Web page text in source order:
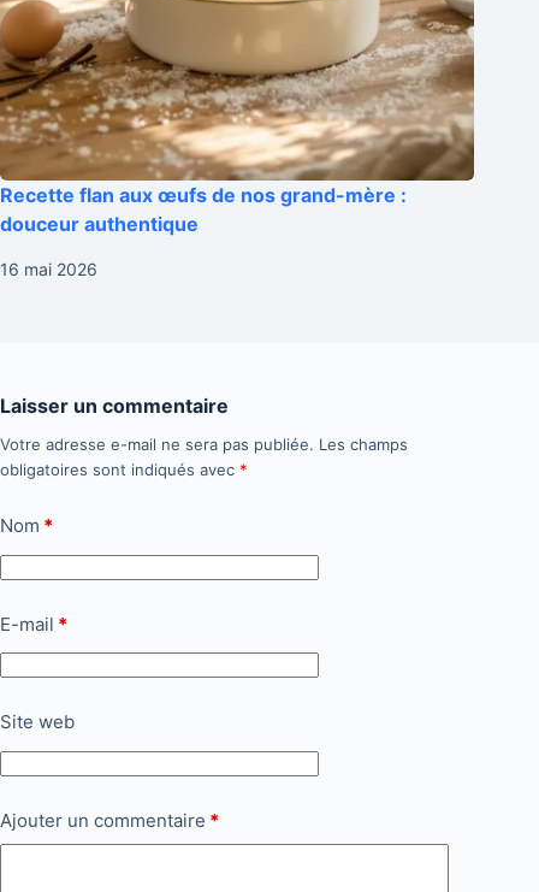
Recette flan aux œufs de nos grand-mère :
douceur authentique
16 mai 2026
Laisser un commentaire
Votre adresse e-mail ne sera pas publiée. Les champs
obligatoires sont indiqués avec *
Nom *
E-mail *
Site web
Ajouter un commentaire *